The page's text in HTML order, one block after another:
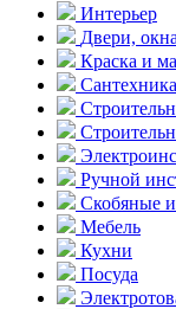
Интерьер
Двери,
Краска и
Сантехника
Ручной
Скобяные
Мебель
Кухни
Посуда